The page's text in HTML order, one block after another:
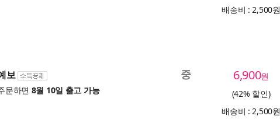
배송비 : 2,500원
보
문하면 8월 10일 출고 가능
중 6,900원
(42% 할인)
배송비 : 2,500원